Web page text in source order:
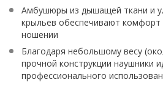
Амбушюры из дышащей ткани и
крыльев обеспечивают комфорт
ношении
Благодаря небольшому весу
прочной конструкции наушники
профессионального